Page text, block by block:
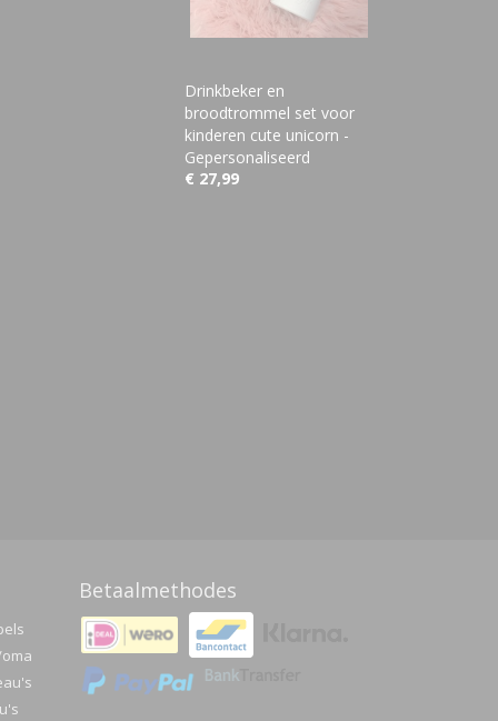
Drinkbeker en
broodtrommel set voor
kinderen cute unicorn -
Gepersonaliseerd
€ 27,99
Betaalmethodes